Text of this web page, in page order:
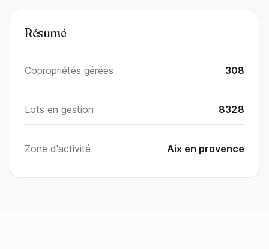
Résumé
Copropriétés gérées 308
Lots en gestion 8328
Zone d'activité Aix en provence